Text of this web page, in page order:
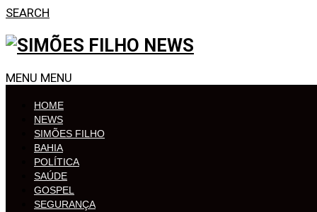
SEARCH
MENU MENU
HOME
NEWS
SIMÕES FILHO
BAHIA
POLÍTICA
SAÚDE
GOSPEL
SEGURANÇA